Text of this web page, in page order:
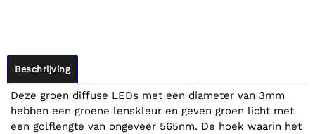
Beschrijving
Deze groen diffuse LEDs met een diameter van 3mm
hebben een groene lenskleur en geven groen licht met
een golflengte van ongeveer 565nm. De hoek waarin het